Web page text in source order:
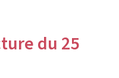
du 25